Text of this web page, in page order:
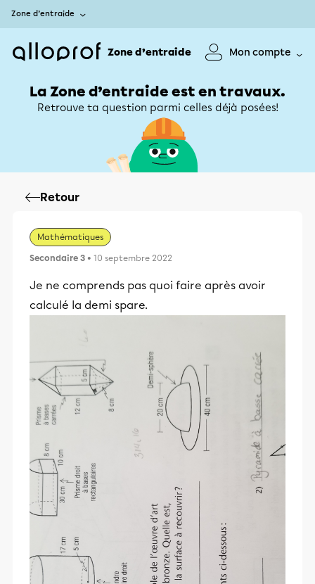
Zone d’entraide
Zone d’entraide Mon compte
La Zone d’entraide est en travaux.
Retrouve ta question parmi celles déjà posées!
Retour
Mathématiques
Secondaire 3 • 10 septembre 2022
Je ne comprends pas quoi faire après avoir
calculé la demi spare.